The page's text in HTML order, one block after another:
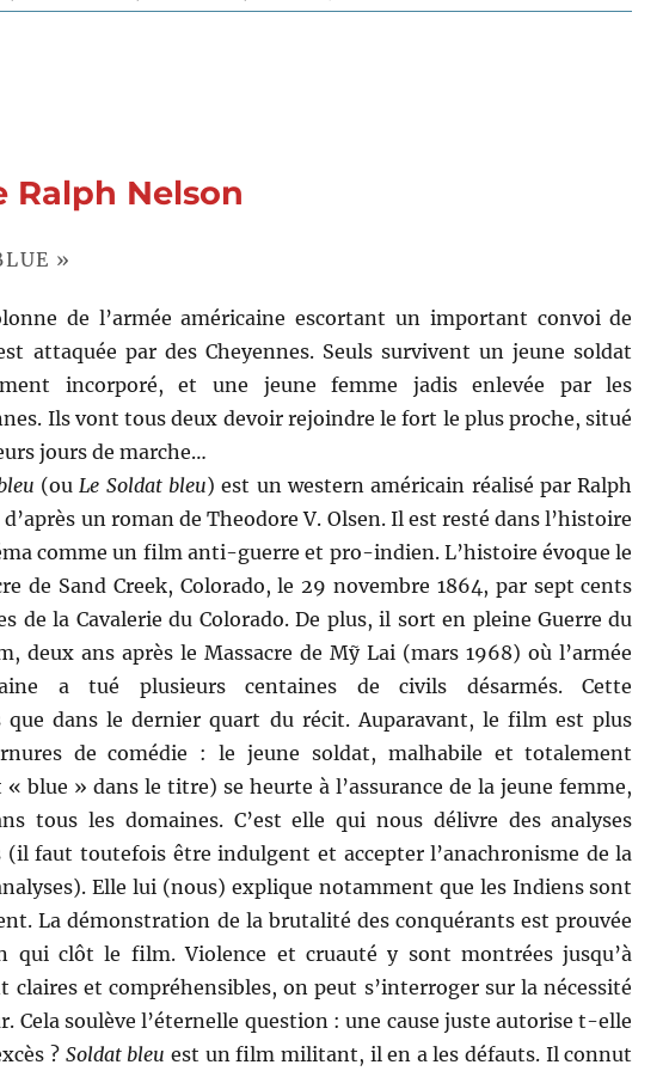
Ce
Ralph Nelson
»
de l’armée américaine escortant un important convoi de
attaquée par des Cheyennes. Seuls survivent un jeune soldat
incorporé, et une jeune femme jadis enlevée par les
Ils vont tous deux devoir rejoindre le fort le plus proche, situé
jours de marche…
(ou Le Soldat bleu) est un western américain réalisé par Ralph
un roman de Theodore V. Olsen. Il est resté dans l’histoire
comme un film anti-guerre et pro-indien. L’histoire évoque le
de Sand Creek, Colorado, le 29 novembre 1864, par sept cents
de la Cavalerie du Colorado. De plus, il sort en pleine Guerre du
deux ans après le Massacre de Mỹ Lai (mars 1968) où l’armée
a tué plusieurs centaines de civils désarmés. Cette
dans le dernier quart du récit. Auparavant, le film est plus
de comédie : le jeune soldat, malhabile et totalement
blue » dans le titre) se heurte à l’assurance de la jeune femme,
tous les domaines. C’est elle qui nous délivre des analyses
faut toutefois être indulgent et accepter l’anachronisme de la
Elle lui (nous) explique notamment que les Indiens sont
La démonstration de la brutalité des conquérants est prouvée
qui clôt le film. Violence et cruauté y sont montrées jusqu’à
et compréhensibles, on peut s’interroger sur la nécessité
Cela soulève l’éternelle question : une cause juste autorise t-elle
? Soldat bleu est un film militant, il en a les défauts. Il connut